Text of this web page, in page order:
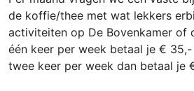
de koffie/thee met wat lekkers
activiteiten op De Bovenkamer of
één keer per week betaal je €
twee keer per week dan betaal je